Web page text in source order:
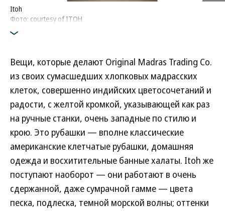
Itoh
Фото: courtesy of ITOH
Вещи, которые делают Original Madras Trading Co.
из своих сумасшедших хлопковых мадрасских
клеток, совершенно индийских цветосочетаний и
радости, с желтой кромкой, указывающей как раз
на ручные станки, очень западные по стилю и
крою. Это рубашки — вполне классические
американские клетчатые рубашки, домашняя
одежда и восхитительные банные халаты. Itoh же
поступают наоборот — они работают в очень
сдержанной, даже сумрачной гамме — цвета
песка, подлеска, темной морской волны; оттенки